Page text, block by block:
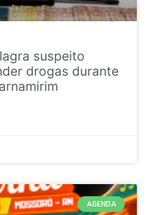
suspeito
drogas durante
AGENDA